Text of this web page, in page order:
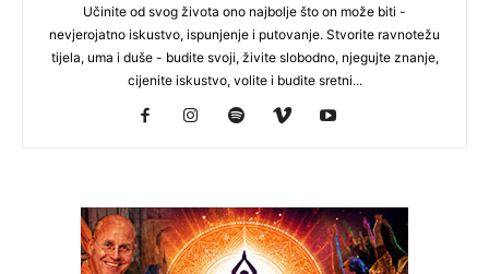
Učinite od svog života ono najbolje što on može biti -
nevjerojatno iskustvo, ispunjenje i putovanje. Stvorite ravnotežu
tijela, uma i duše - budite svoji, živite slobodno, njegujte znanje,
cijenite iskustvo, volite i budite sretni...